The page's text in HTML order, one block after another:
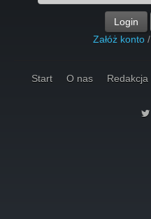
Login
Załóż konto /
Start O nas Redakcja